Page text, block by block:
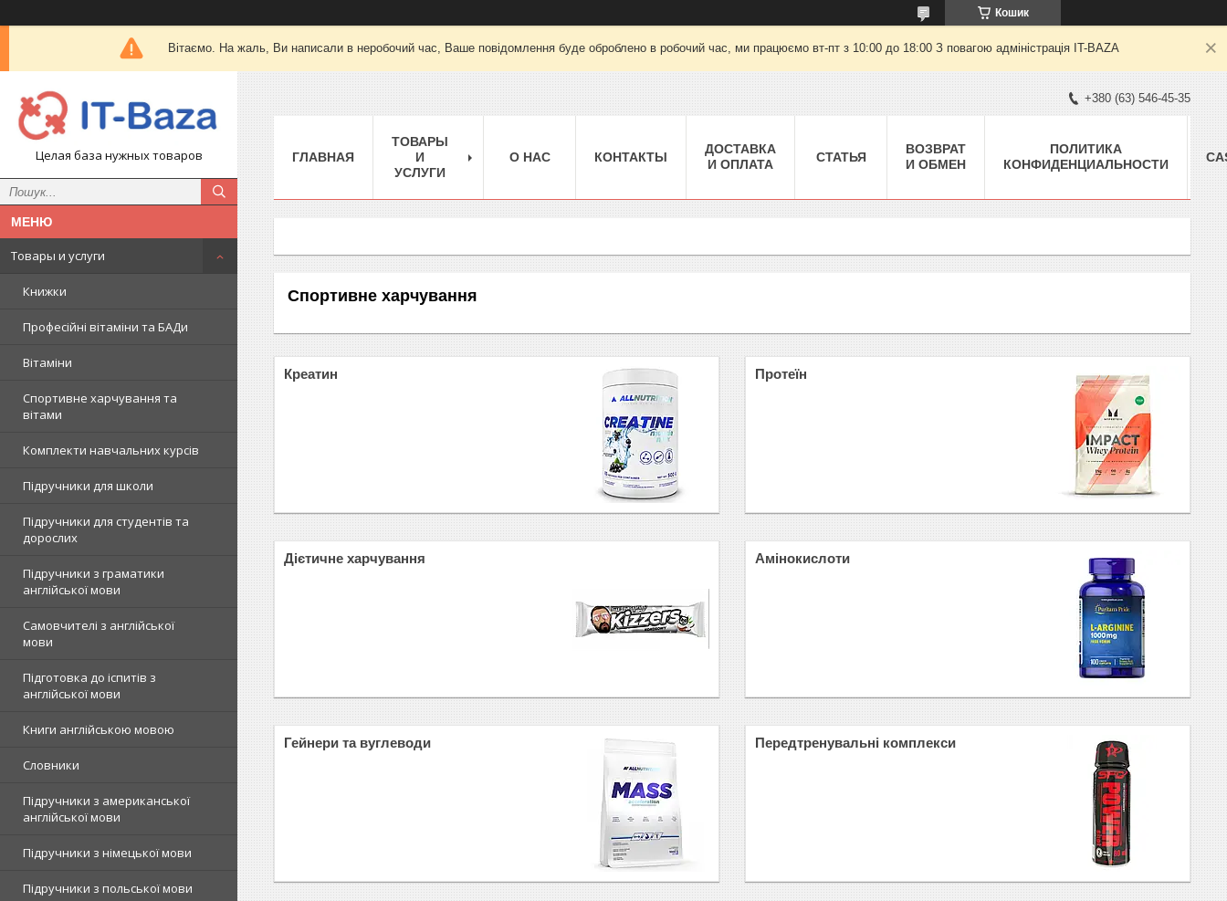
Кошик
Вітаємо. На жаль, Ви написали в неробочий час, Ваше повідомлення буде оброблено в робочий час, ми працюємо вт-пт з 10:00 до 18:00 З повагою адміністрація IT-BAZA
Целая база нужных товаров
Товары и услуги
Книжки
Професійні вітаміни та БАДи
Вітаміни
Спортивне харчування та
вітами
Комплекти навчальних курсів
Підручники для школи
Підручники для студентів та
дорослих
Підручники з граматики
англійської мови
Самовчителі з англійської
мови
Підготовка до іспитів з
англійської мови
Книги англійською мовою
Словники
Підручники з американської
англійської мови
Підручники з німецької мови
Підручники з польської мови
+380 (63) 546-45-35
ГЛАВНАЯ
ТОВАРЫ
И
УСЛУГИ
О НАС КОНТАКТЫ
ДОСТАВКА
И ОПЛАТА
СТАТЬЯ
ВОЗВРАТ
И ОБМЕН
ПОЛИТИКА
КОНФИДЕНЦИАЛЬНОСТИ
Спортивне харчування
Креатин Протеїн
Дієтичне харчування Амінокислоти
Гейнери та вуглеводи Передтренувальні комплекси